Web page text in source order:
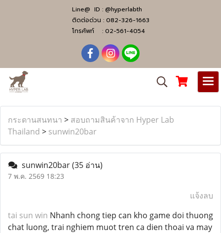
Line@ ID : @hyperlabth
ติดต่อด่วน : 082-326-1663
โทรศัพท์ : 02-561-4054
กระดานสนทนา > สอบถามสินค้าจาก Hyper Lab
Thailand > sunwin20bar
sunwin20bar(35 อ่าน)
7 พ.ค. 2569 18:23
แจ้งลบ
tai sun win Nhanh chong tiep can kho game doi thuong
chat luong, trai nghiem muot tren ca dien thoai va may